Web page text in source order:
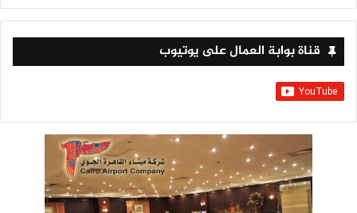
قناة بوابة العمال على يوتيوب